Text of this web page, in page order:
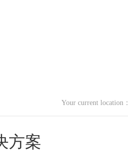
Your current location：
方案